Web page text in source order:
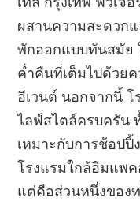
ผสานความสะดวก
พักออกแบบทันสมัย
ค่ำคืนที่เต็มไปด้วย
อีเวนต์ นอกจากนี้
ไลฟ์สไตล์ครบครัน
เหมาะกับการช้อปปิ้
โรงแรมใกล้อิมแพ
แต่คือส่วนหนึ่งของ